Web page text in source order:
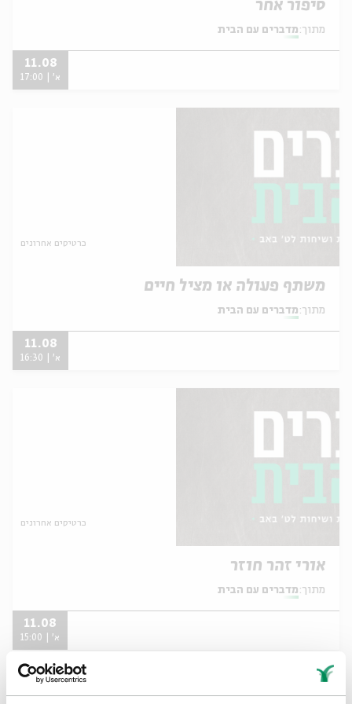
סיפור אחר
מתוך: מדברים עם הבית
11.08
א' | 17:00
כרטיסים אחרונים
משתף פעולה או מציל חיים
מתוך: מדברים עם הבית
11.08
א' | 16:30
כרטיסים אחרונים
אורי זהר חוזר
מתוך: מדברים עם הבית
11.08
א' | 15:00